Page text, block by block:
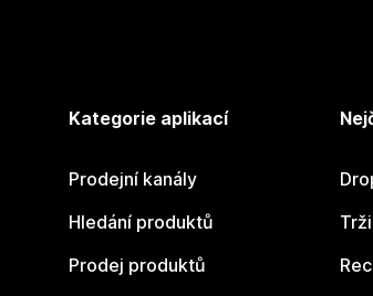
Kategorie aplikací
Prodejní kanály
Hledání produktů
Prodej produktů